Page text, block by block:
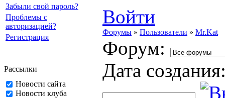
Забыли свой пароль?
Проблемы с
авторизацией?
Регистрация
Рассылки
Новости сайта
Новости клуба
Войти
Форумы » Пользователи » Mr.Kat
Форум:
Дата